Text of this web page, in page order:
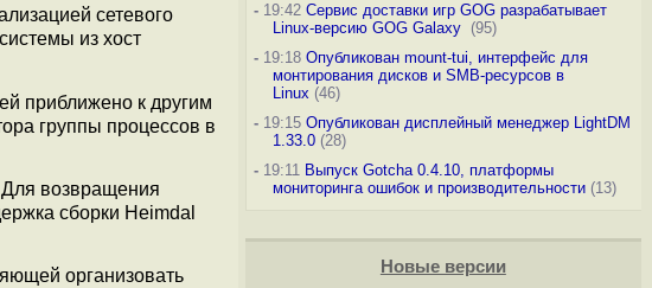
сетевого
из хост
приближено к другим
группы процессов в
возвращения
сборки Heimdal
организовать
-19:42 Сервис доставки игр GOG разрабатывает
Linux-версию GOG Galaxy (95)
-19:18 Опубликован mount-tui, интерфейс для
монтирования дисков и SMB-ресурсов в
Linux (46)
-19:15 Опубликован дисплейный менеджер LightDM
1.33.0(28)
-19:11 Выпуск Gotcha 0.4.10, платформы
мониторинга ошибок и производительности(13)
Новые версии